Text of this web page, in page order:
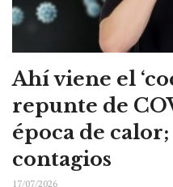
Ahí viene el
repunte de
época de
contagios
17/07/2026